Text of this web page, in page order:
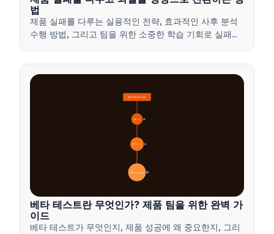
법
제품 실패를 다루는 실용적인 전략, 효과적인 사후 분석
수행 방법, 그리고 팀을 위한 소중한 학습 기회로 실패를
🔍 정의 4
🎯 중요성 7
📋 과정과 유형
베타 테스트 개요
베타 테스트란 무엇인가? 제품 팀을 위한 완벽 가
이드
베타 테스트가 무엇인지, 제품 성공에 왜 중요한지, 그리